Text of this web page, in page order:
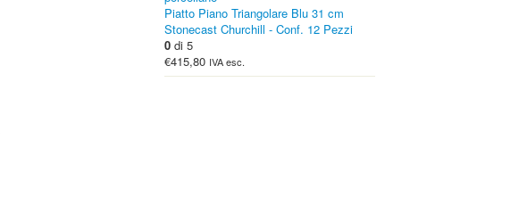
Piatto Piano Triangolare Blu 31 cm
Stonecast Churchill - Conf. 12 Pezzi
0 di 5
€415,80 IVA esc.